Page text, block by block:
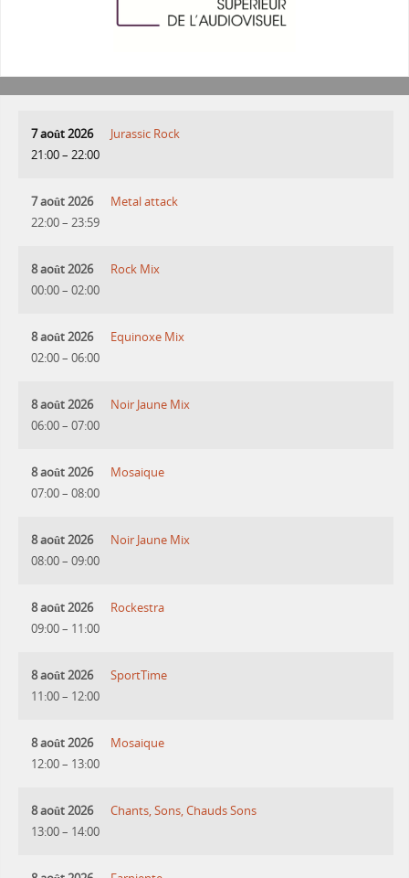
7 août 2026
21:00– 22:00
Jurassic Rock
7 août 2026
22:00– 23:59
Metal attack
8 août 2026
00:00– 02:00
Rock Mix
8 août 2026
02:00– 06:00
Equinoxe Mix
8 août 2026
06:00– 07:00
Noir Jaune Mix
8 août 2026
07:00– 08:00
Mosaique
8 août 2026
08:00– 09:00
Noir Jaune Mix
8 août 2026
09:00– 11:00
Rockestra
8 août 2026
11:00– 12:00
SportTime
8 août 2026
12:00– 13:00
Mosaique
8 août 2026
13:00– 14:00
Chants, Sons, Chauds Sons